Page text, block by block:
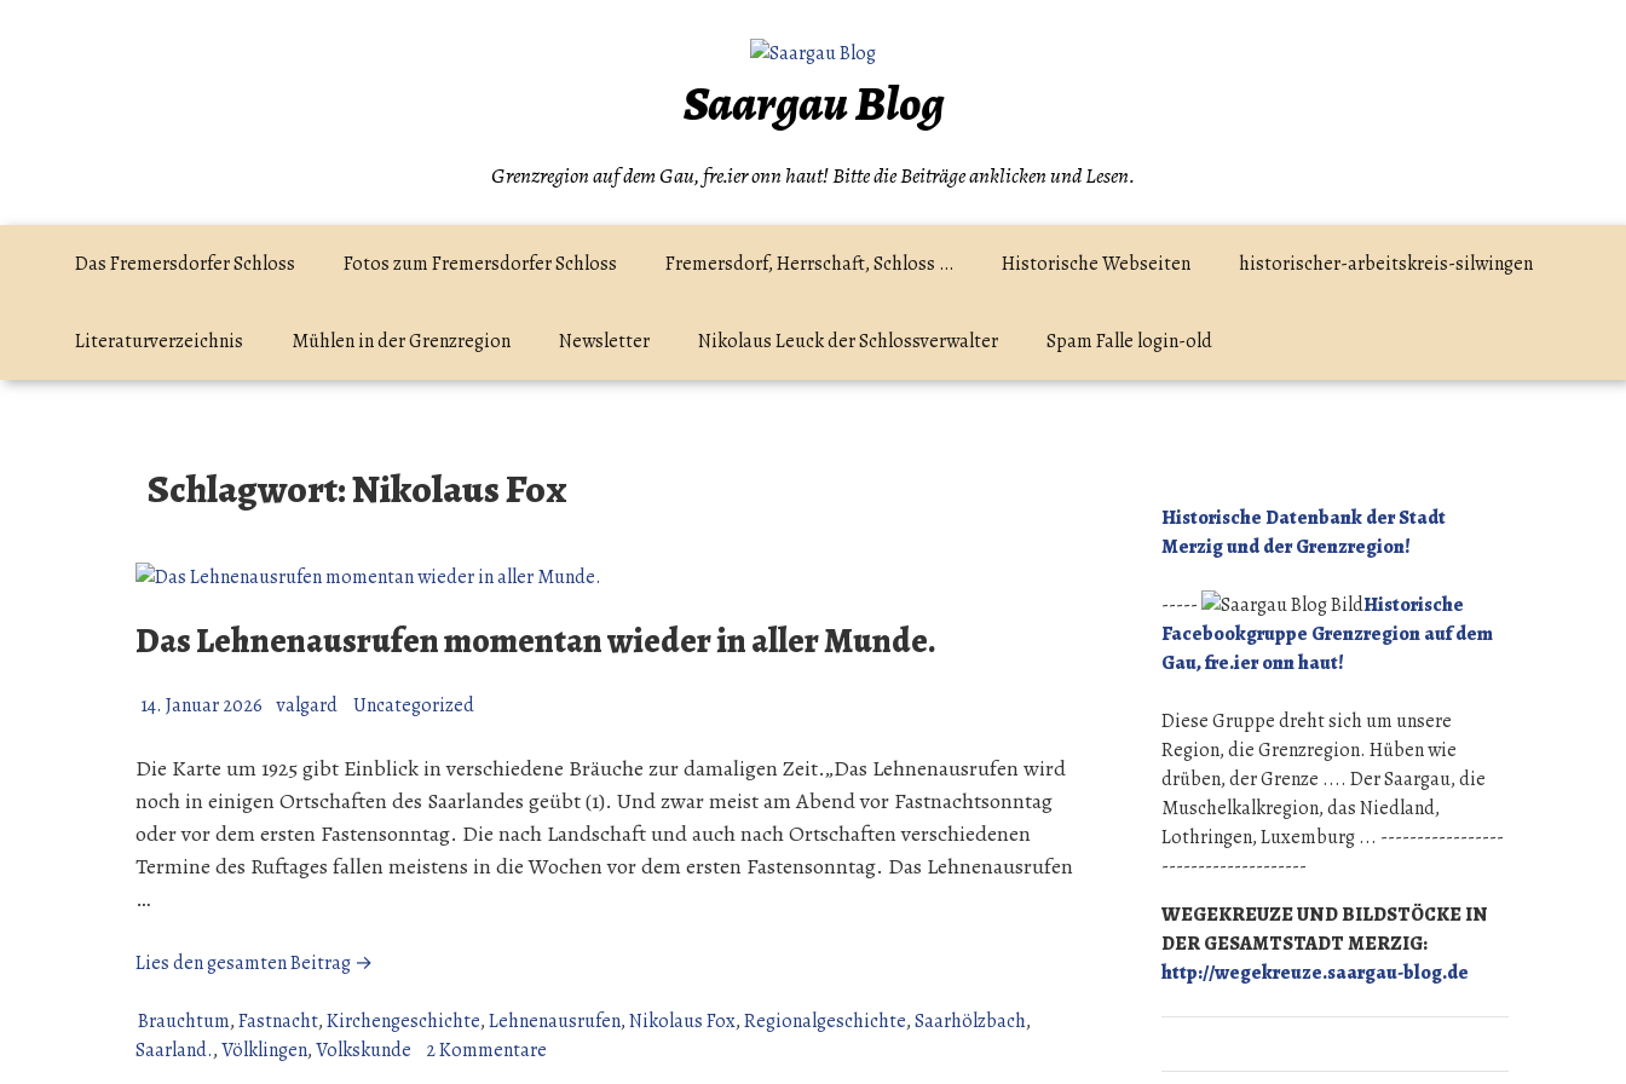
Saargau Blog
Grenzregion auf dem Gau, fre.ier onn haut! Bitte die Beiträge anklicken und Lesen.
Das Fremersdorfer Schloss Fotos zum Fremersdorfer Schloss Fremersdorf, Herrschaft, Schloss … Historische Webseiten historischer-arbeitskreis-silwingen
Literaturverzeichnis Mühlen in der Grenzregion Newsletter Nikolaus Leuck der Schlossverwalter Spam Falle login-old
Schlagwort:Nikolaus Fox
Das Lehnenausrufen momentan wieder in aller Munde.
14. Januar 2026 valgard Uncategorized
Die Karte um 1925 gibt Einblick in verschiedene Bräuche zur damaligen Zeit.„Das Lehnenausrufen wird
noch in einigen Ortschaften des Saarlandes geübt (1). Und zwar meist am Abend vor Fastnachtsonntag
oder vor dem ersten Fastensonntag. Die nach Landschaft und auch nach Ortschaften verschiedenen
Termine des Ruftages fallen meistens in die Wochen vor dem ersten Fastensonntag. Das Lehnenausrufen
…
Lies den gesamten Beitrag →
momentan
wieder
Brauchtum,Fastnacht,Kirchengeschichte,Lehnenausrufen,Nikolaus Fox,Regionalgeschichte,Saarhölzbach,
Saarland.,Völklingen,Volkskunde 2 Kommentare
Historische Datenbank der Stadt
Merzig und der Grenzregion!
-----
Historische
Facebookgruppe Grenzregion auf dem
Gau, fre.ier onn haut!
Diese Gruppe dreht sich um unsere
Region, die Grenzregion. Hüben wie
drüben, der Grenze .... Der Saargau, die
Muschelkalkregion, das Niedland,
Lothringen, Luxemburg ... -----------------
--------------------
WEGEKREUZE UND BILDSTÖCKE IN
DER GESAMTSTADT MERZIG:
http://wegekreuze.saargau-blog.de